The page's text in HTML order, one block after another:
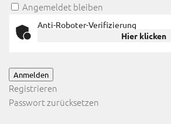
Angemeldet bleiben
Anti-Roboter-Verifizierung
Hier klicken
Anmelden
Registrieren
Passwort zurücksetzen